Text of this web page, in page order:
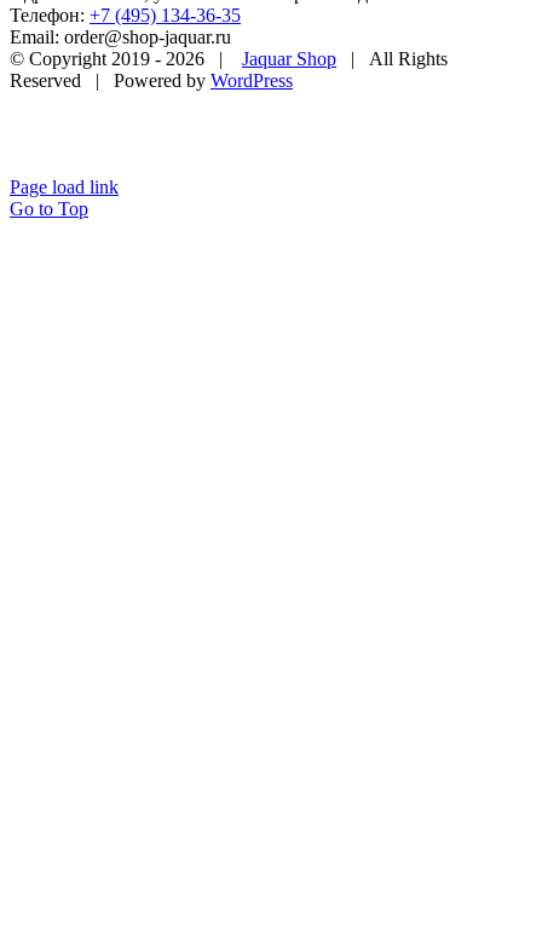
Телефон: +7 (495) 134-36-35
Email: order@shop-jaquar.ru
© Copyright 2019 - 2026 | Jaquar Shop | All Rights
Reserved | Powered by WordPress
Page load link
Go to Top